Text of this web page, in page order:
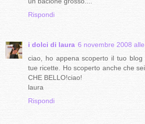
Rispondi
i dolci di laura 6 novembre 2008
ciao, ho appena scoperto il tuo
tue ricette. Ho scoperto anche che
CHE BELLO!ciao!
laura
Rispondi